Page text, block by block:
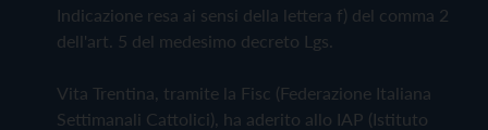
Indicazione resa ai sensi della lettera f) del comma 2
dell'art. 5 del medesimo decreto Lgs.
Vita Trentina, tramite la Fisc (Federazione Italiana
Settimanali Cattolici), ha aderito allo IAP (Istituto